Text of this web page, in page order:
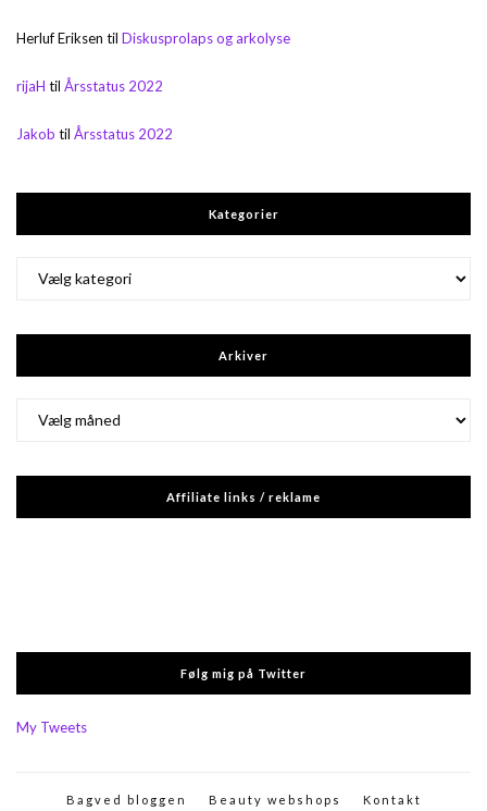
Herluf Eriksen til Diskusprolaps og arkolyse
rijaH til Årsstatus 2022
Jakob til Årsstatus 2022
Kategorier
Arkiver
Affiliate links / reklame
Følg mig på Twitter
My Tweets
Bagved bloggen Beauty webshops Kontakt